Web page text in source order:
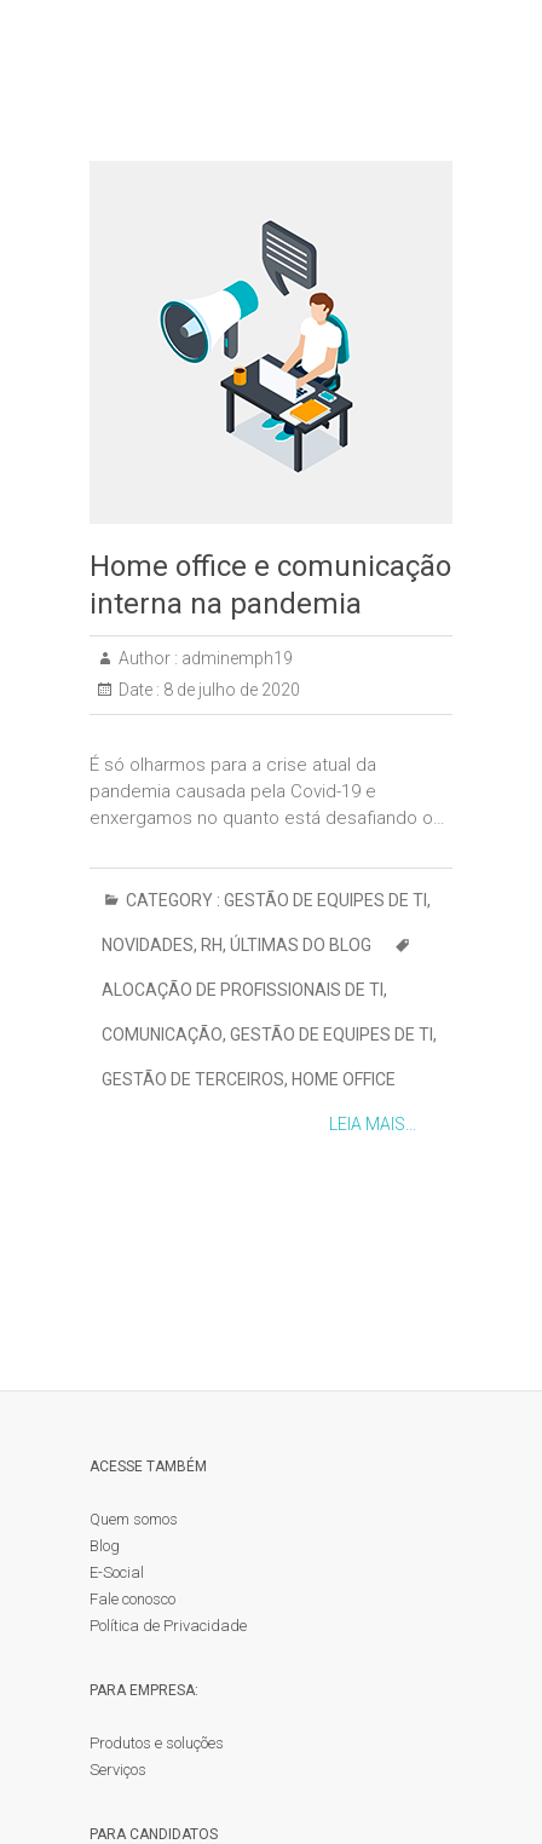
Home office e comunicação
interna na pandemia
Author : adminemph19
Date : 8 de julho de 2020
É só olharmos para a crise atual da
pandemia causada pela Covid-19 e
enxergamos no quanto está desafiando o…
CATEGORY : GESTÃO DE EQUIPES DE TI,
NOVIDADES, RH, ÚLTIMAS DO BLOG
ALOCAÇÃO DE PROFISSIONAIS DE TI,
COMUNICAÇÃO, GESTÃO DE EQUIPES DE TI,
GESTÃO DE TERCEIROS, HOME OFFICE
LEIA MAIS...
ACESSE TAMBÉM
Quem somos
Blog
E-Social
Fale conosco
Política de Privacidade
PARA EMPRESA:
Produtos e soluções
Serviços
PARA CANDIDATOS